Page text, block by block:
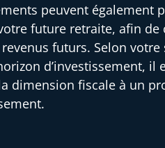
peuvent également
future retraite, afin de
futurs. Selon
d’investissement, il
dimension fiscale à un